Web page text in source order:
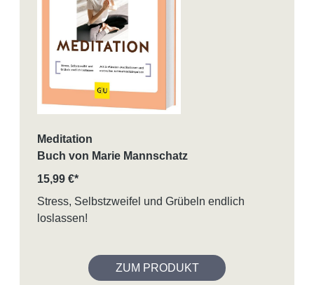
Meditation
Buch von Marie Mannschatz
15,99 €*
Stress, Selbstzweifel und Grübeln endlich
loslassen!
ZUM PRODUKT